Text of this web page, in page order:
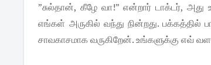
”சுல்தான், கீழே வா!” என்றார் டாக்டர்,
எங்கள் அருகில் வந்து நின்றது.
சாவகாசமாக வருகிறேன். உங்களுக்கு எவ்